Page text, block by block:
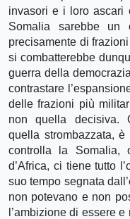
invasori e i loro ascari
Somalia sarebbe un
precisamente di
si combatterebbe
guerra della
contrastare
delle frazioni più
non quella decisiva.
quella strombazzata,
controlla la
d’Africa, ci tiene tutto
suo tempo segnata
non potevano e non
l’ambizione di essere